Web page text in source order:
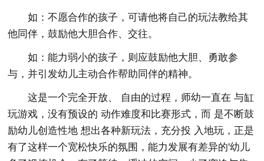
如：不愿合作的孩子，可请他将自己的玩法教给其
他同伴，鼓励他大胆合作、交往。
如：能力弱小的孩子，则应鼓励他大胆、勇敢参
与，并引发幼儿主动合作帮助同伴的精神。
这是一个完全开放、 自由的过程，师幼一直在 与缸
玩游戏，没有预设的 动作难度和比赛形式，而 是不断鼓
励幼儿创造性地 想出各种新玩法，充分投 入地玩，正是
有了这样一个宽松快乐的氛围，能力发展有差异的'幼儿